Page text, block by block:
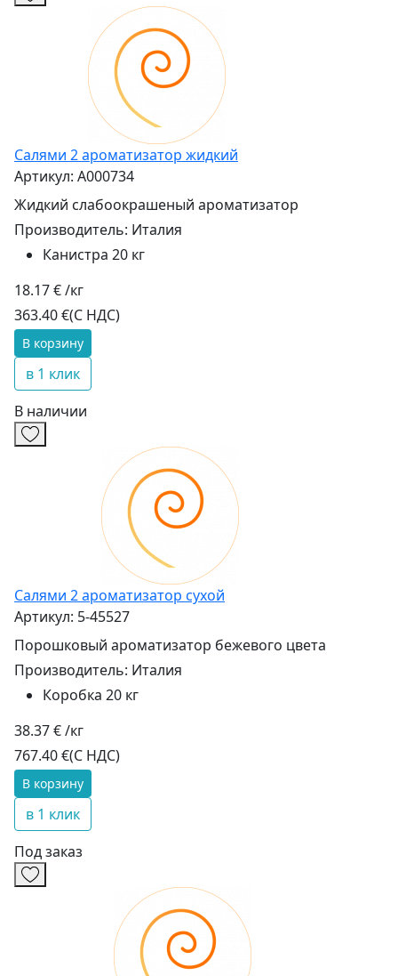
Салями 2 ароматизатор жидкий
Артикул: А000734
Жидкий слабоокрашеный ароматизатор
Производитель: Италия
Канистра 20 кг
18.17 € /кг
363.40 €(С НДС)
В корзину
в 1 клик
В наличии
Салями 2 ароматизатор сухой
Артикул: 5-45527
Порошковый ароматизатор бежевого цвета
Производитель: Италия
Коробка 20 кг
38.37 € /кг
767.40 €(С НДС)
В корзину
в 1 клик
Под заказ